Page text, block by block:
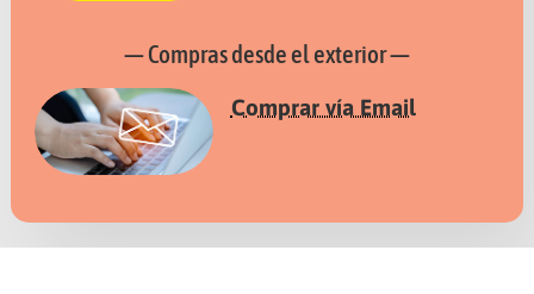
— Compras desde el exterior —
Comprar vía Email